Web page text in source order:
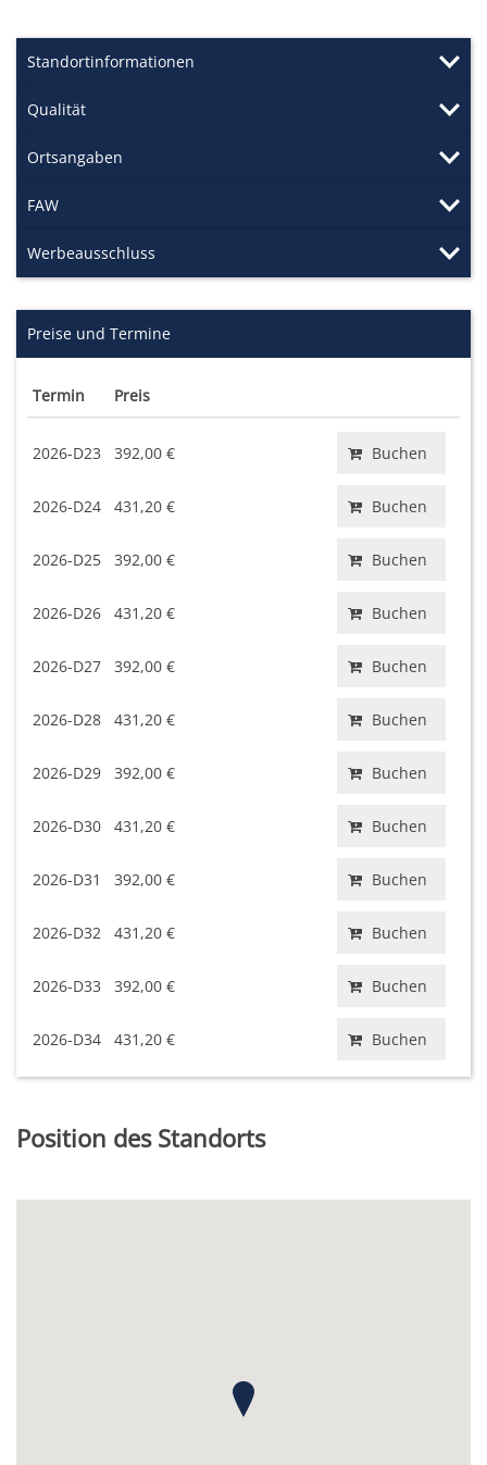
Standortinformationen
Qualität
Ortsangaben
FAW
Werbeausschluss
Preise und Termine
Termin Preis
2026-D23 392,00 € Buchen
2026-D24 431,20 € Buchen
2026-D25 392,00 € Buchen
2026-D26 431,20 € Buchen
2026-D27 392,00 € Buchen
2026-D28 431,20 € Buchen
2026-D29 392,00 € Buchen
2026-D30 431,20 € Buchen
2026-D31 392,00 € Buchen
2026-D32 431,20 € Buchen
2026-D33 392,00 € Buchen
2026-D34 431,20 € Buchen
Position des Standorts